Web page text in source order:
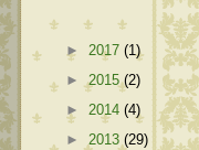
► 2017 (1)
►2015(2)
► 2014 (4)
► 2013 (29)